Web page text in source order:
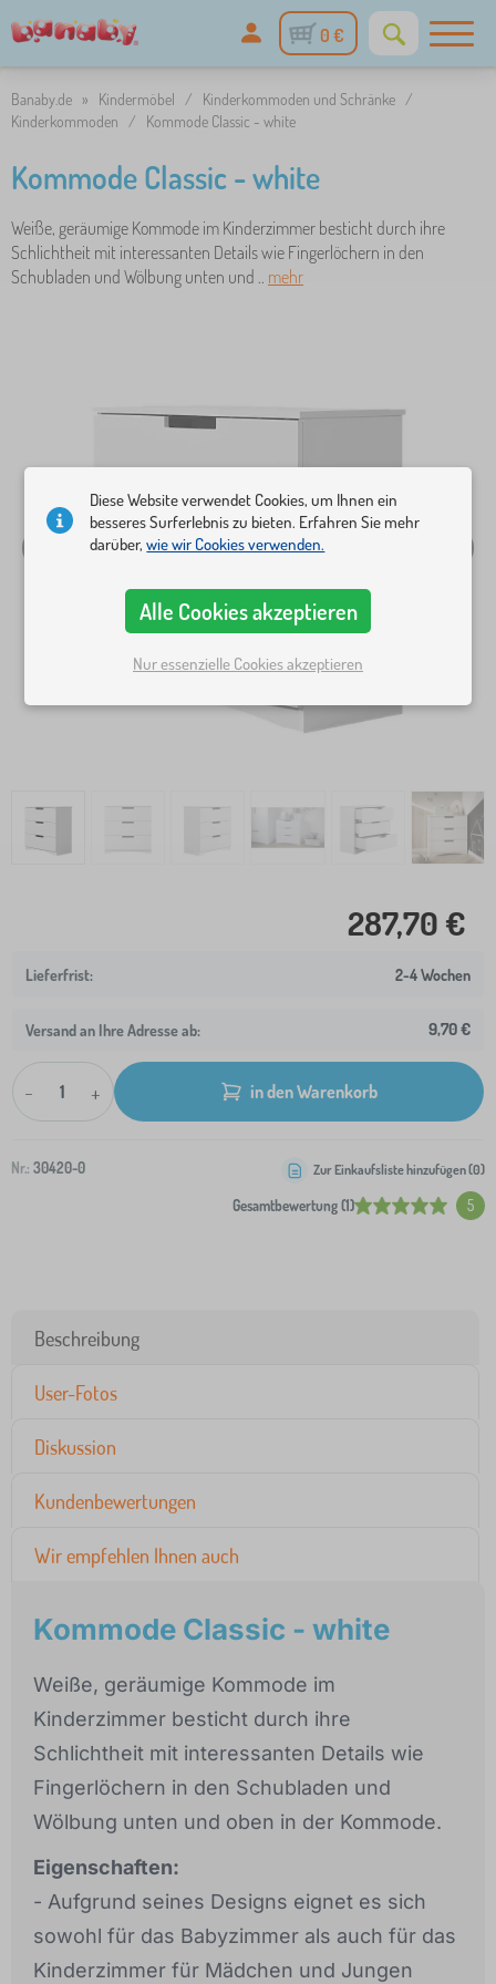
0 €
Banaby.de » Kindermöbel / Kinderkommoden und Schränke /
Kinderkommoden
/ Kommode Classic - white
Kommode Classic - white
Weiße, geräumige Kommode im Kinderzimmer besticht durch ihre
Schlichtheit mit interessanten Details wie Fingerlöchern in den
Schubladen und Wölbung unten und .. mehr
287,70 €
2-4 Wochen
Versand an Ihre Adresse ab: 9,70 €
- + in den Warenkorb
Nr.: 30420-0
Gesamtbewertung (1) 5
Zur Einkaufsliste hinzufügen (0)
Beschreibung
User-Fotos
Diskussion
Kundenbewertungen
Wir empfehlen Ihnen auch
Kommode Classic - white
Weiße, geräumige Kommode im
Kinderzimmer besticht durch ihre
Schlichtheit mit interessanten Details wie
Fingerlöchern in den Schubladen und
Wölbung unten und oben in der Kommode.
Eigenschaften:
- Aufgrund seines Designs eignet es sich
sowohl für das Babyzimmer als auch für das
Kinderzimmer für Mädchen und Jungen
Diese Website verwendet Cookies, um Ihnen ein
besseres Surferlebnis zu bieten. Erfahren Sie mehr
darüber,wie wir Cookies verwenden.
Alle Cookies akzeptieren
Nur essenzielle Cookies akzeptieren